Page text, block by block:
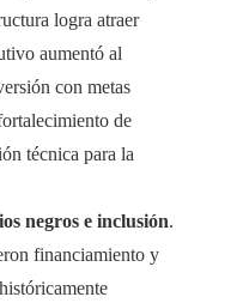
logra atraer
aumentó al
con metas
de
técnica para la
negros e inclusión.
financiamiento y